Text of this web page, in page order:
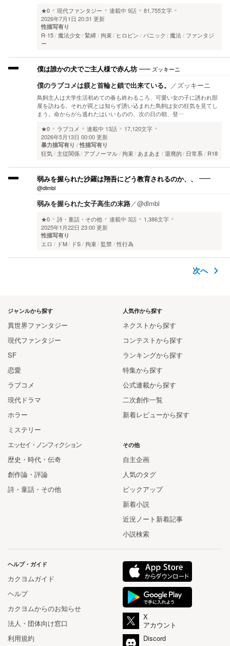
★0
現代ファンタジー 連載中 9話
81,755文字
2026年7月1日 20:31 更新
性描写有り
R-15 魔法少女 緊縛 拘束 ヒロピン パニック 魔法
ファンタジ
ー
僕は誰かの犬でご主人様で赤ん坊 ズッキーニ
僕のラブコメは躾と首輪と鎖で出来ている。 ／ズッキーニ
鳥飼主人は大学生活初めての春も終わるころ、可愛い女の子に誘われ部
屋を訪ねる。それが罠とは知らず誘い込まれた鳥飼は女の狂気を見てし
まう。命からがら逃れたはいいものの、次の日の朝、登…
★0
ラブコメ 連載中 13話
17,120文字
2026年5月13日 00:00 更新
暴力描写有り 性描写有り
狂気 主従関係 アブノーマル 拘束 あまあま 退廃的 日常系 R18
弱みを握られた沙羅は翔吾にどう教育されるのか、、
@dlmbl
弱みを握られた女子高生の末路／@dlmbl
★0 詩・童話・その他 連載中 3話
1,386文字
2025年1月22日 23:00 更新
性描写有り
エロ ドM ドS 拘束 監禁 性行為
次へ
人気作から探す
ネクストから探す
コンテストから探す
ランキングから探す
特集から探す
公式連載から探す
二次創作一覧
新着レビューから探す
ジャンルから探す
異世界ファンタジー
現代ファンタジー
SF
恋愛
ラブコメ
現代ドラマ
ホラー
ミステリー
エッセイ・ノンフィクション
歴史・時代・伝奇
創作論・評論
詩・童話・その他
その他
自主企画
人気のタグ
ピックアップ
新着小説
近況ノート新着記事
小説検索
ヘルプ・ガイド
カクヨムガイド
ヘルプ
カクヨムからのお知らせ
法人・団体向け窓口
利用規約
X
アカウント
Discord